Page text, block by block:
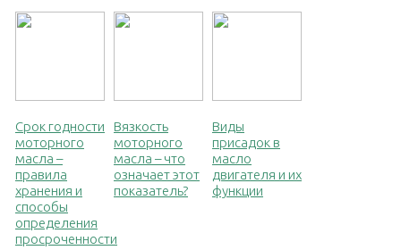
Срок годности
моторного
масла –
правила
хранения и
способы
определения
просроченности
Вязкость
моторного
масла – что
означает этот
показатель?
Виды
присадок в
масло
двигателя и их
функции